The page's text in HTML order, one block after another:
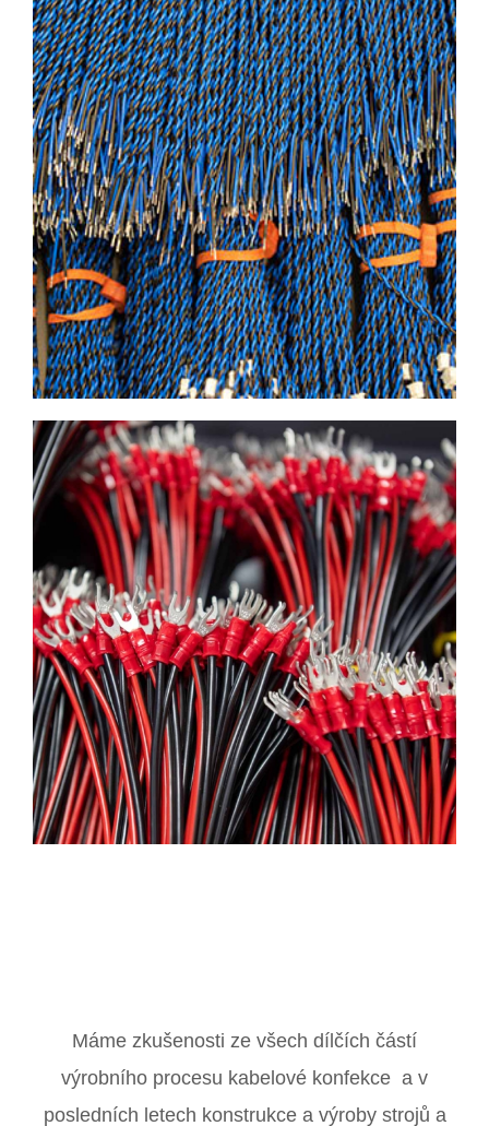
Máme zkušenosti ze všech dílčích částí
výrobního procesu kabelové konfekce a v
posledních letech konstrukce a výroby strojů a